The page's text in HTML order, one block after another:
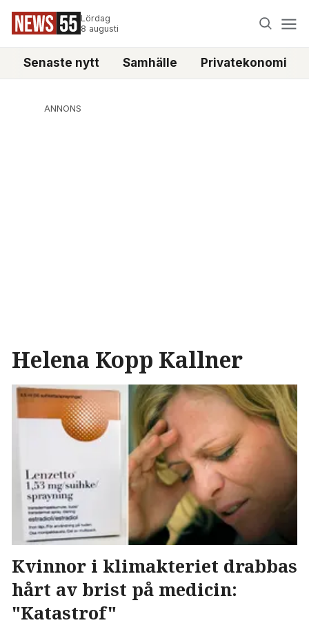
Lördag
8 augusti
Senaste nytt Samhälle Privatekonomi
ANNONS
Helena Kopp Kallner
Kvinnor i klimakteriet drabbas
hårt av brist på medicin:
"Katastrof"